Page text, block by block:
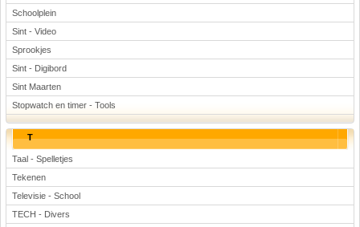
Schoolplein
Sint - Video
Sprookjes
Sint - Digibord
Sint Maarten
Stopwatch en timer - Tools
T
Taal - Spelletjes
Tekenen
Televisie - School
TECH - Divers